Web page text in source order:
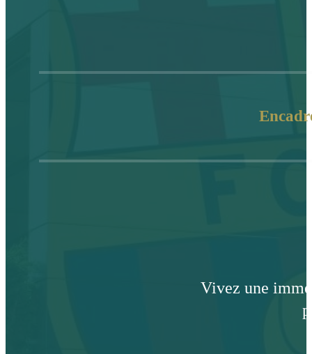
Vivez une